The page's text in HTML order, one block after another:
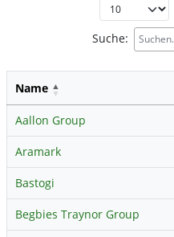
Suche:
Name
Aallon Group
Aramark
Bastogi
Begbies Traynor Group